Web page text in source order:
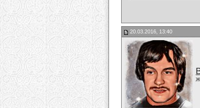
20.03.2016, 13:40